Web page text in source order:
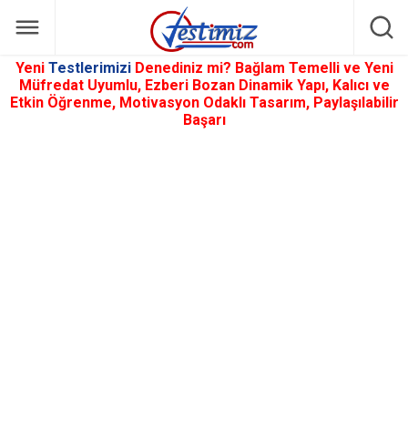
Yeni Testlerimizi Denediniz mi? Bağlam Temelli ve Yeni
Müfredat Uyumlu, Ezberi Bozan Dinamik Yapı, Kalıcı ve
Etkin Öğrenme, Motivasyon Odaklı Tasarım, Paylaşılabilir
Başarı